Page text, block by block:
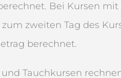
Bei Kursen
zweiten Tag des
berechnet.
Tauchkursen